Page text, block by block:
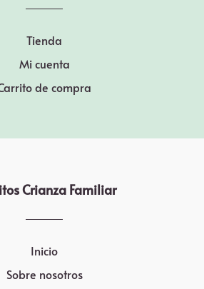
Tienda
Mi cuenta
de compra
Crianza Familiar
Inicio
Sobre nosotros